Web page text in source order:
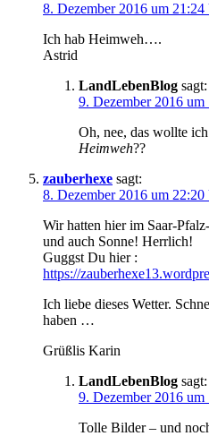
8. Dezember 2016 um 21:24
Ich hab Heimweh….
Astrid
LandLebenBlog sagt:
9. Dezember 2016
Oh, nee, das wollte
Heimweh??
zauberhexe sagt:
8. Dezember 2016 um 22:20
Wir hatten hier im Saar-
und auch Sonne! Herrlich!
Guggst Du hier :
https://
Ich liebe dieses Wetter.
haben …
Grüßlis Karin
LandLebenBlog sagt:
9. Dezember 2016
Tolle Bilder – und